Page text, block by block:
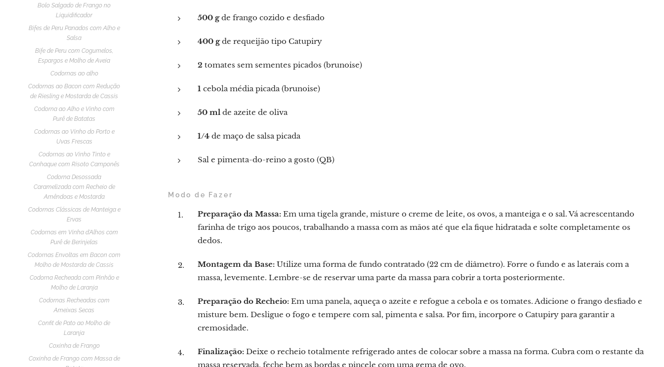
Bolo Salgado de Frango no
Liquidificador
Bifes de Peru Panados com Alho e
Salsa
Bife de Peru com Cogumelos,
Espargos e Molho de Aveia
Codornas ao alho
Codornas ao Bacon com Redução
de Riesling e Mostarda de Cassis
Codorna ao Alho e Vinho com
Purê de Batatas
Codornas ao Vinho do Porto e
Uvas Frescas
Codornas ao Vinho Tinto e
Conhaque com Risoto Camponês
Codorna Desossada
Caramelizada com Recheio de
Amêndoas e Mostarda
Codornas Clássicas de Manteiga e
Ervas
Codornas em Vinha d'Alhos com
Purê de Berinjelas
Codornas Envoltas em Bacon com
Molho de Mostarda de Cassis
Codorna Recheada com Pinhão e
Molho de Laranja
Codornas Recheadas com
Ameixas Secas
Confit de Pato ao Molho de
Laranja
Coxinha de Frango
Coxinha de Frango com Massa de
500 gde frango cozido e desfiado
400 gde requeijão tipo Catupiry
2 tomates sem sementes picados (brunoise)
1 cebola média picada (brunoise)
50 ml de azeite de oliva
1/4 de maço de salsa picada
Sal e pimenta-do-reino a gosto (QB)
Modo de Fazer
Preparação da Massa: Em uma tigela grande, misture o creme de leite, os ovos, a manteiga e o sal. Vá acrescentando
farinha de trigo aos poucos, trabalhando a massa com as mãos até que ela fique hidratada e solte completamente os
dedos.
Montagem da Base: Utilize uma forma de fundo contratado (22 cm de diâmetro). Forre o fundo e as laterais com a
massa, levemente. Lembre-se de reservar uma parte da massa para cobrir a torta posteriormente.
Preparação do Recheio: Em uma panela, aqueça o azeite e refogue a cebola e os tomates. Adicione o frango desfiado e
misture bem. Desligue o fogo e tempere com sal, pimenta e salsa. Por fim, incorpore o Catupiry para garantir a
cremosidade.
Finalização: Deixe o recheio totalmente refrigerado antes de colocar sobre a massa na forma. Cubra com o restante da
massa reservada, feche bem as bordas e pincele com uma gema de ovo.